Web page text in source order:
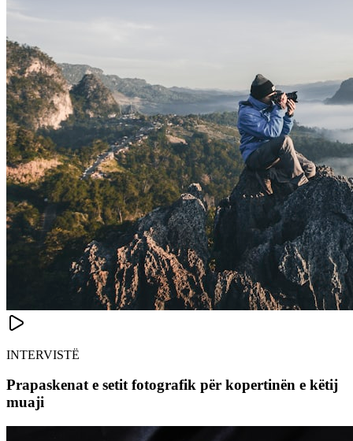
INTERVISTË
Prapaskenat e setit fotografik për kopertinën e këtij
muaji